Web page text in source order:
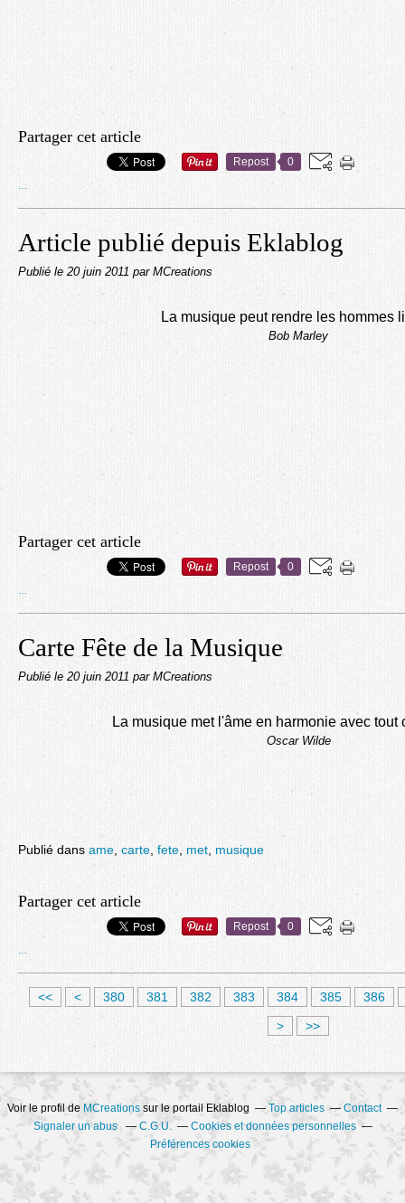
Partager cet article
Repost 0
Article publié depuis Eklablog
Publié le 20 juin 2011 par MCreations
La musique peut rendre les hommes
Bob Marley
Partager cet article
Repost 0
Carte Fête de la Musique
Publié le 20 juin 2011 par MCreations
La musique met l'âme en harmonie avec tout
Oscar Wilde
Publié dans ame carte fete met musique
Partager cet article
Repost 0
<< <
3
0
3
1
3
2
3
3
3
4
3
5
3
6
3
7
380 381 382 383 384 385
386
>
>>
Voir le profil de MCreationssur le portail Eklablog Top articles
Contact
Signaler un abus
C.G.U.
Cookies et données personnelles
Préférences cookies